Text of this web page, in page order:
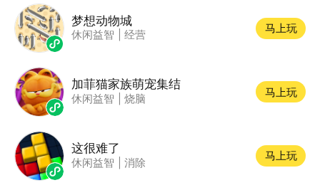
梦想动物城
休闲益智 经营
马上玩
加菲猫家族萌宠集结
休闲益智 烧脑
马上玩
这很难了
休闲益智 消除
马上玩